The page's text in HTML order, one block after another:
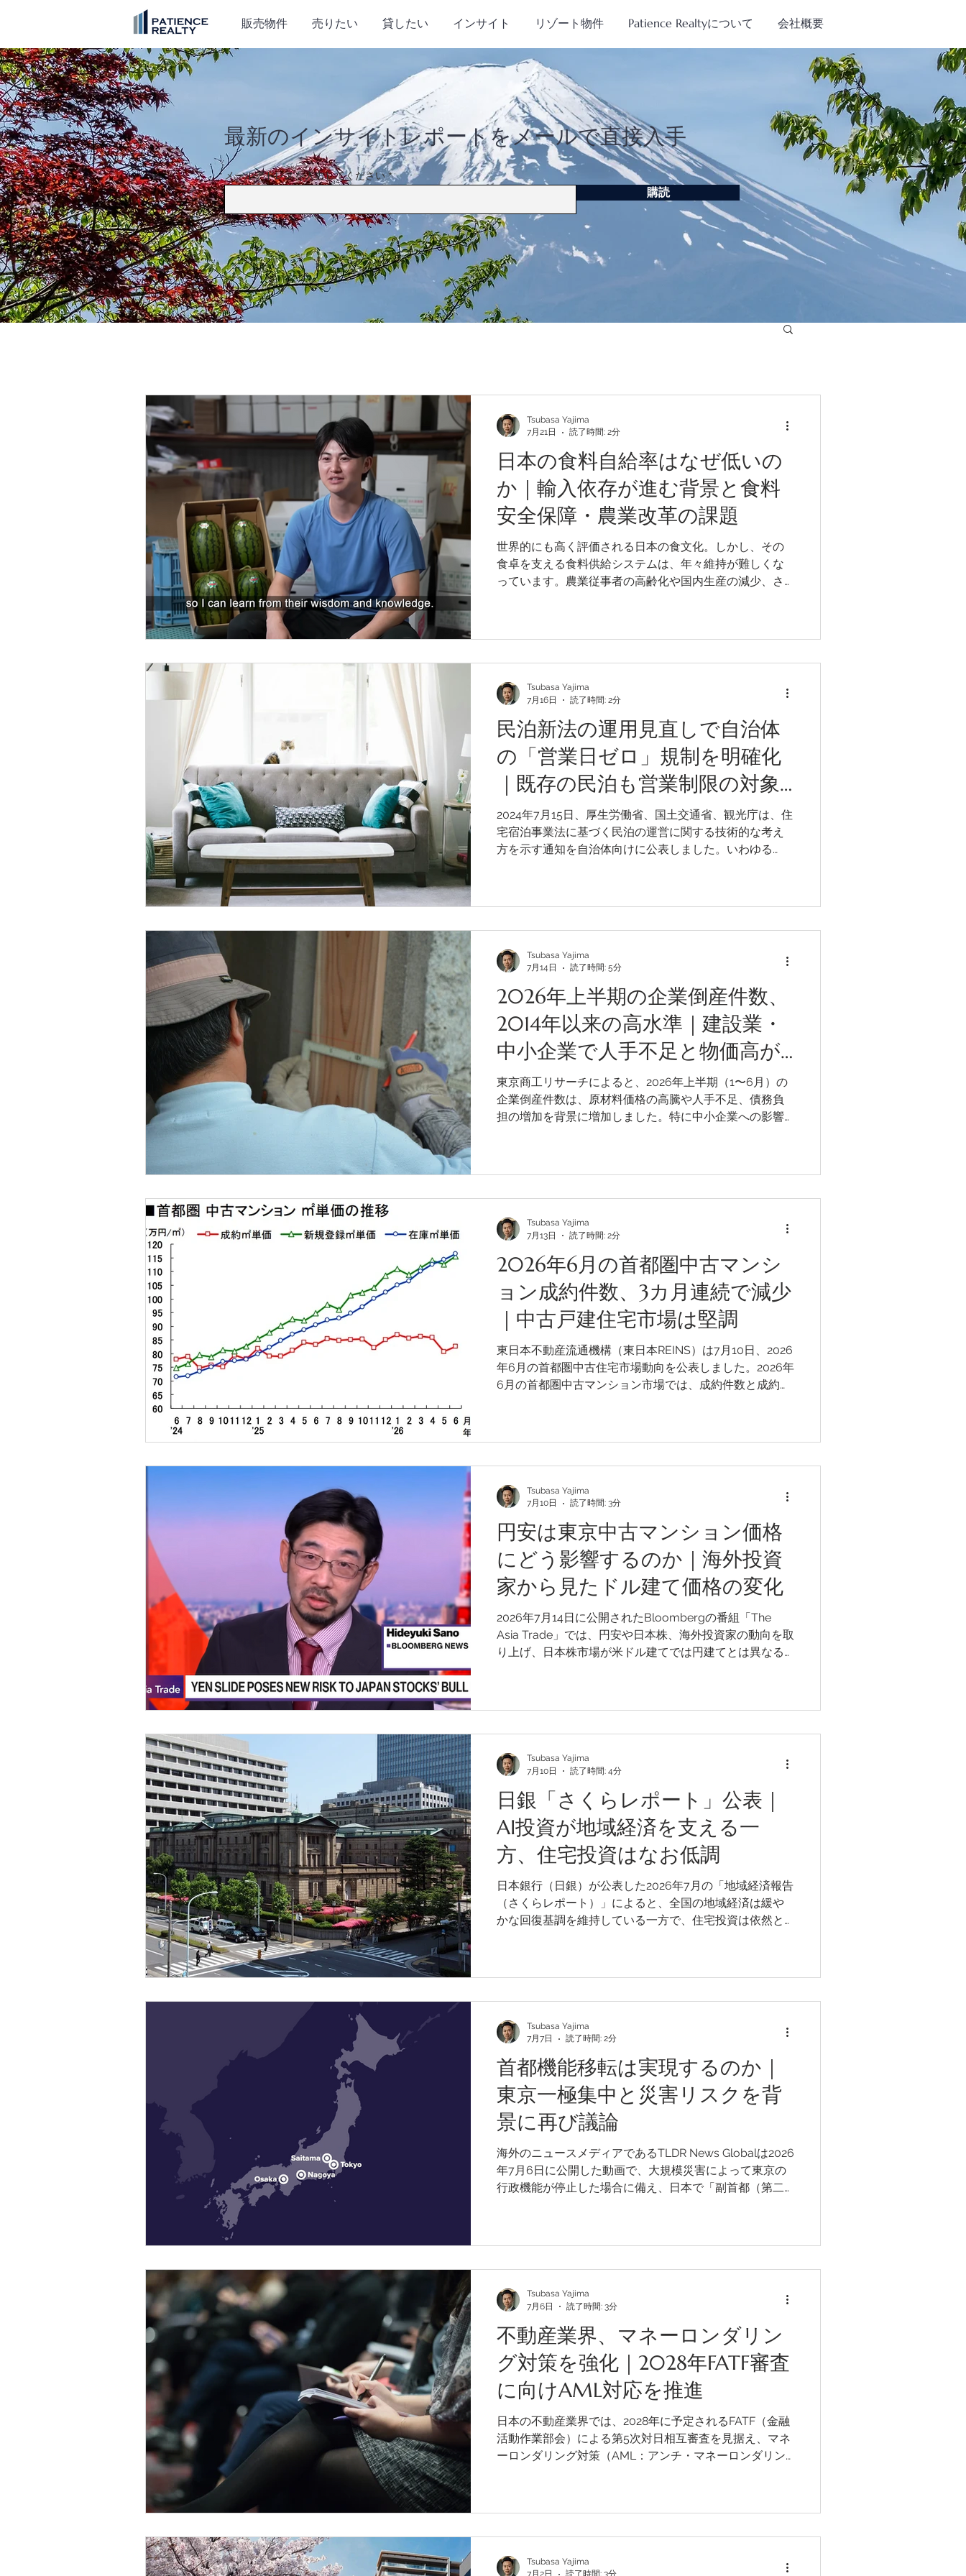
販売物件 売りたい 貸したい インサイト リゾート物件 Patience Realtyについて 会社概要
最新のインサイトレポートをメールで直接入手
メールアドレスを入力してください
購読
日本の食料自給率はなぜ低いの
か｜輸入依存が進む背景と食料
安全保障・農業改革の課題
世界的にも高く評価される日本の食文化。しかし、その
食卓を支える食料供給システムは、年々維持が難しくな
っています。農業従事者の高齢化や国内生産の減少、さ
る食費の割合が高まれば、その分、住宅の購入や賃貸に
充てられる可処分所得は減少し、住宅需要にも影響を及
ぼす可能性があります。シンガポールの公共放送局CNA
が、日本の食料自給率が低下した背景や、農業改革、新
技術の導入、国内生産の強化によって食料安全保障を改
善できるのかについて詳しく解説しています。
Tsubasa Yajima
7月21日
読了時間: 2分
民泊新法の運用見直しで自治体
の「営業日ゼロ」規制を明確化
｜既存の民泊も営業制限の対象
へ
2024年7月15日、厚生労働省、国土交通省、観光庁は、住
宅宿泊事業法に基づく民泊の運営に関する技術的な考え
方を示す通知を自治体向けに公表しました。いわゆる
り、すでに営業している民泊も、自治体が新たな条例を
制定した場合には、より厳しい営業条件の適用を受ける
可能性があります。
Tsubasa Yajima
7月16日
読了時間: 2分
2026年上半期の企業倒産件数、
2014年以来の高水準｜建設業・
中小企業で人手不足と物価高が
深刻化
東京商工リサーチによると、2026年上半期（1〜6月）の
企業倒産件数は、原材料価格の高騰や人手不足、債務負
担の増加を背景に増加しました。特に中小企業への影響
り、5,000件を超えるのは2014年以来となります。
Tsubasa Yajima
7月14日
読了時間: 5分
2026年6月の首都圏中古マンシ
ョン成約件数、3カ月連続で減少
｜中古戸建住宅市場は堅調
東日本不動産流通機構（東日本REINS）は7月10日、2026
年6月の首都圏中古住宅市場動向を公表しました。2026年
6月の首都圏中古マンション市場では、成約件数と成約価
ました。東京都区部では6カ月連続で前年を下回りました
が、多摩地域では3カ月連続で前年を上回りました。
Tsubasa Yajima
7月13日
読了時間: 2分
円安は東京中古マンション価格
にどう影響するのか｜海外投資
家から見たドル建て価格の変化
2026年7月14日に公開されたBloombergの番組「The
Asia Trade」では、円安や日本株、海外投資家の動向を取
り上げ、日本株市場が米ドル建てでは円建てとは異なる
持つのかを考察します。
Tsubasa Yajima
7月10日
読了時間: 3分
日銀「さくらレポート」公表｜
AI投資が地域経済を支える一
方、住宅投資はなお低調
日本銀行（日銀）が公表した2026年7月の「地域経済報告
（さくらレポート）」によると、全国の地域経済は緩や
かな回復基調を維持している一方で、住宅投資は依然と
示されています。今回のさくらレポートでは、日本全体
の地域経済が改善する一方で、新設住宅供給の回復はま
だ限定的であることが示されました。
Tsubasa Yajima
7月10日
読了時間: 4分
首都機能移転は実現するのか｜
東京一極集中と災害リスクを背
景に再び議論
海外のニュースメディアであるTLDR News Globalは2026
年7月6日に公開した動画で、大規模災害によって東京の
行政機能が停止した場合に備え、日本で「副首都（第二
制度化までの道のりは決して容易ではないとみられてい
ます。最終的な判断は、日本が災害への備え、地方分
散、そして政治的な合意形成をどのように両立させるか
を示す試金石となるでしょう。
Tsubasa Yajima
7月7日
読了時間: 2分
不動産業界、マネーロンダリン
グ対策を強化｜2028年FATF審査
に向けAML対応を推進
日本の不動産業界では、2028年に予定されるFATF（金融
活動作業部会）による第5次対日相互審査を見据え、マネ
ーロンダリング対策（AML：アンチ・マネーロンダリン
2026年2月19日に国土交通省が公表した犯罪収益移転防止
に関する行政指導を踏まえて実施されました。今回の自
Tsubasa Yajima
7月6日
読了時間: 3分
Tsubasa Yajima
7月2日
読了時間: 3分